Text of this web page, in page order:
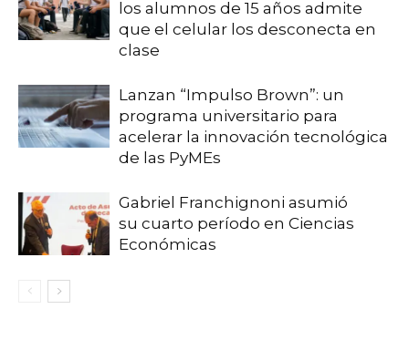
los alumnos de 15 años admite
que el celular los desconecta en
clase
Lanzan “Impulso Brown”: un
programa universitario para
acelerar la innovación tecnológica
de las PyMEs
Gabriel Franchignoni asumió
su cuarto período en Ciencias
Económicas